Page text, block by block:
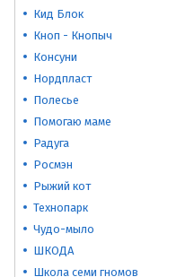
Кид Блок
Кноп - Кнопыч
Консуни
Нордпласт
Полесье
Помогаю маме
Радуга
Росмэн
Рыжий кот
Технопарк
Чудо-мыло
ШКОДА
Школа семи гномов